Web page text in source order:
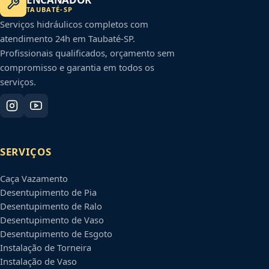
TAUBATÉ-SP
Serviços hidráulicos completos com
atendimento 24h em Taubaté-SP.
Profissionais qualificados, orçamento sem
compromisso e garantia em todos os
serviços.
SERVIÇOS
Caça Vazamento
Desentupimento de Pia
Desentupimento de Ralo
Desentupimento de Vaso
Desentupimento de Esgoto
Instalação de Torneira
Instalação de Vaso